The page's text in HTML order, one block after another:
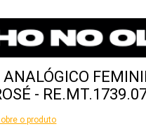
ANALÓGICO
-
o produto